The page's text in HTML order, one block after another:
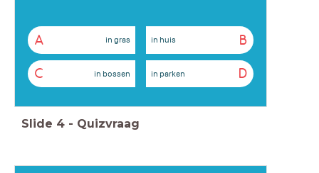
A in gras B
in huis
C in bossen D
in parken
Slide 4 - Quizvraag